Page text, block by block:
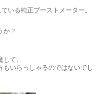
いる純正ブーストメーター。
か？
て、
いらっしゃるのではないでし